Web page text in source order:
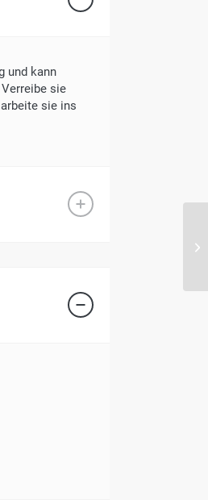
und kann
sie
sie ins